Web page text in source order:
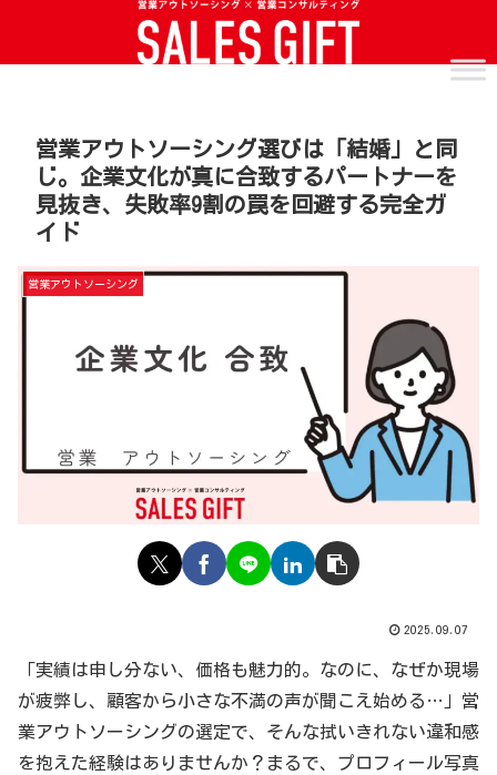
営業アウトソーシング選びは「結婚」と同
じ。企業文化が真に合致するパートナーを
見抜き、失敗率9割の罠を回避する完全ガ
イド
営業アウトソーシング
2025.09.07
「実績は申し分ない、価格も魅力的。なのに、なぜか現場
が疲弊し、顧客から小さな不満の声が聞こえ始める…」営
業アウトソーシングの選定で、そんな拭いきれない違和感
を抱えた経験はありませんか？まるで、プロフィール写真